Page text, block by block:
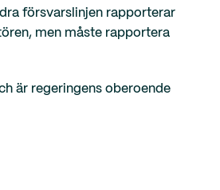
försvarslinjen rapporterar
men måste rapportera
är regeringens oberoende